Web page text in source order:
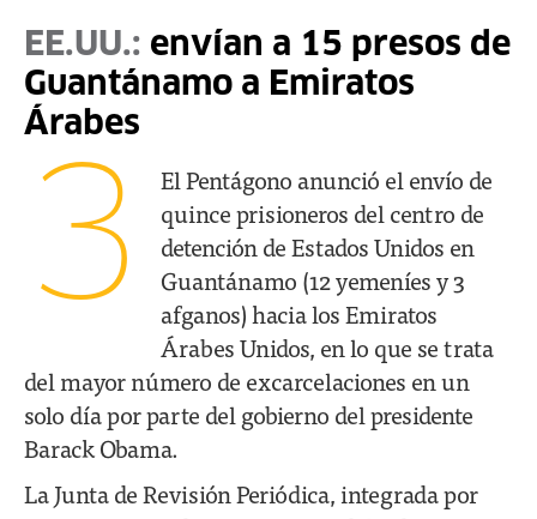
EE.UU.: envían a 15 presos de
Guantánamo a Emiratos
Árabes
3
El Pentágono anunció el envío de
quince prisioneros del centro de
detención de Estados Unidos en
Guantánamo (12 yemeníes y 3
afganos) hacia los Emiratos
Árabes Unidos, en lo que se trata
del mayor número de excarcelaciones en un
solo día por parte del gobierno del presidente
Barack Obama.
La Junta de Revisión Periódica, integrada por